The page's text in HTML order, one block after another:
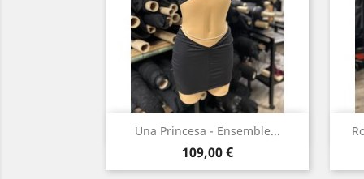
Una Princesa - Ensemble...
Prix
109,00 €
Aperçu rapide
Noir